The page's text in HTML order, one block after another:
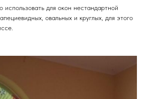
для окон нестандартной
овальных и круглых, для этого